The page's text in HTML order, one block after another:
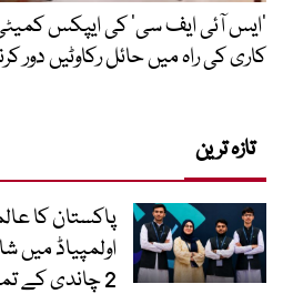
’ایس آئی ایف سی‘ کی ایپکس
کاری کی راہ میں حائل رکاوٹیں دور
تازہ ترین
پاکستان کا
اولمپیاڈ میں
2 چاندی کے تمغے جیت لیے